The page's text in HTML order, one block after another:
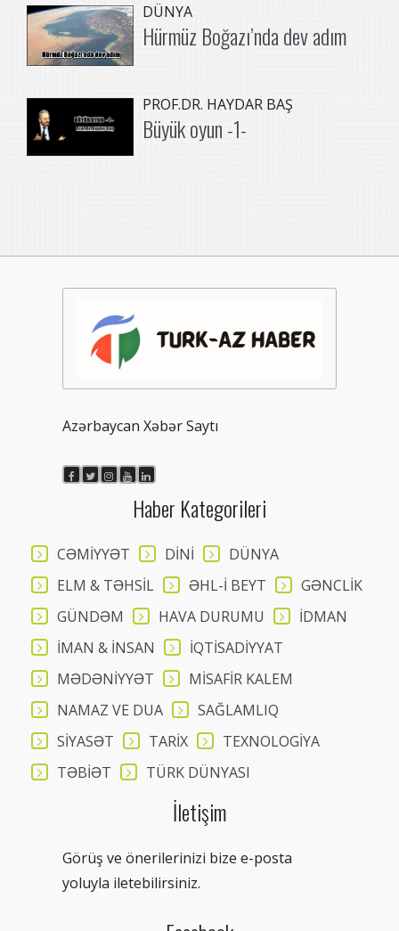
DÜNYA
Hürmüz Boğazı’nda dev adım
PROF.DR. HAYDAR BAŞ
Büyük oyun -1-
Azərbaycan Xəbər Saytı
Haber Kategorileri
CƏMİYYƏT DİNİ
DÜNYA
ELM & TƏHSİL
ƏHL-İ BEYT
GƏNCLİK
GÜNDƏM
HAVA DURUMU
İDMAN
İMAN & İNSAN
İQTİSADİYYAT
MƏDƏNİYYƏT
MİSAFİR KALEM
NAMAZ VE DUA
SAĞLAMLIQ
SİYASƏT
TARİX
TEXNOLOGİYA
TƏBİƏT
TÜRK DÜNYASI
İletişim
Görüş ve önerilerinizi bize e-posta
yoluyla iletebilirsiniz.